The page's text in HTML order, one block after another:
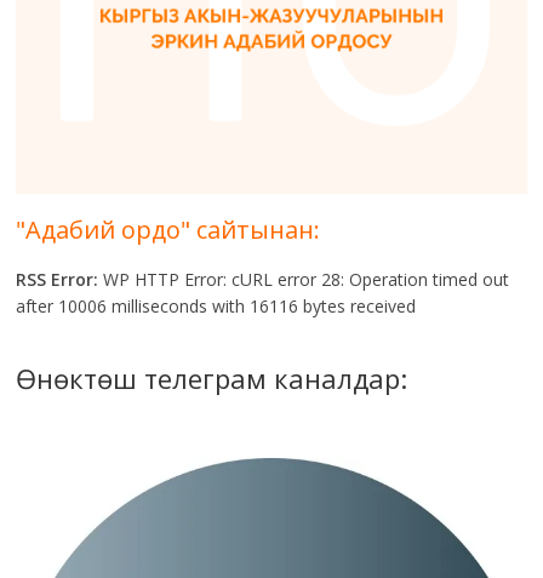
"Адабий ордо" сайтынан:
RSS Error: WP HTTP Error: cURL error 28: Operation timed out
after 10006 milliseconds with 16116 bytes received
Өнөктөш телеграм каналдар: